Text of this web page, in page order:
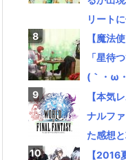
リート
【魔法
「星待
(｀・ω
【本気
ナルフ
た感想と
【2016